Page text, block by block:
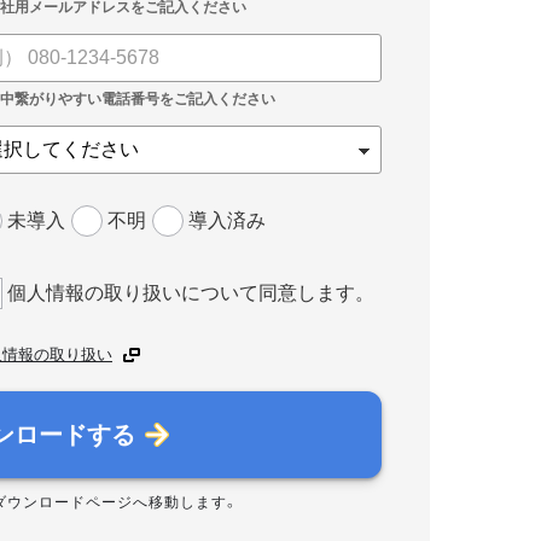
未導入 不明 導入済み
個人情報の取り扱いについて同意します。
報の取り扱い
ロードする
ウンロードページへ移動します。